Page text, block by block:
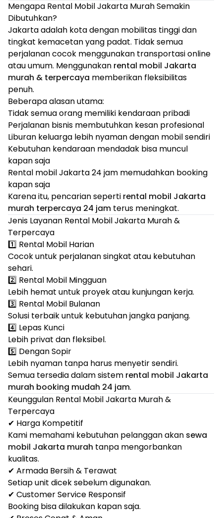
Mengapa Rental Mobil Jakarta Murah Semakin
Dibutuhkan?
Jakarta adalah kota dengan mobilitas tinggi dan
tingkat kemacetan yang padat. Tidak semua
perjalanan cocok menggunakan transportasi online
atau umum. Menggunakan rental mobil Jakarta
murah & terpercaya memberikan fleksibilitas
penuh.
Beberapa alasan utama:
Tidak semua orang memiliki kendaraan pribadi
Perjalanan bisnis membutuhkan kesan profesional
Liburan keluarga lebih nyaman dengan mobil sendiri
Kebutuhan kendaraan mendadak bisa muncul
kapan saja
Rental mobil Jakarta 24 jam memudahkan booking
kapan saja
Karena itu, pencarian seperti rental mobil Jakarta
murah terpercaya 24 jam terus meningkat.
Jenis Layanan Rental Mobil Jakarta Murah &
Terpercaya
1️⃣ Rental Mobil Harian
Cocok untuk perjalanan singkat atau kebutuhan
sehari.
2️⃣ Rental Mobil Mingguan
Lebih hemat untuk proyek atau kunjungan kerja.
3️⃣ Rental Mobil Bulanan
Solusi terbaik untuk kebutuhan jangka panjang.
4️⃣ Lepas Kunci
Lebih privat dan fleksibel.
5️⃣ Dengan Sopir
Lebih nyaman tanpa harus menyetir sendiri.
Semua tersedia dalam sistem rental mobil Jakarta
murah booking mudah 24 jam.
Keunggulan Rental Mobil Jakarta Murah &
Terpercaya
✔ Harga Kompetitif
Kami memahami kebutuhan pelanggan akan sewa
mobil Jakarta murah tanpa mengorbankan
kualitas.
✔ Armada Bersih & Terawat
Setiap unit dicek sebelum digunakan.
✔ Customer Service Responsif
Booking bisa dilakukan kapan saja.